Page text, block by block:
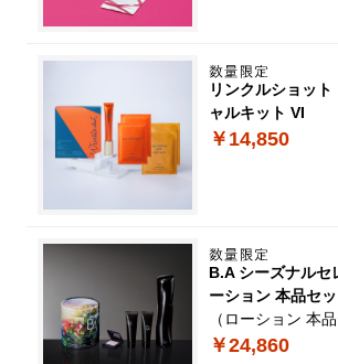
リンクルショッ
ャルキット VI
￥14,850
B.A シーズナルセ
ーション 本品セッ
（ローション 本品
￥24,860